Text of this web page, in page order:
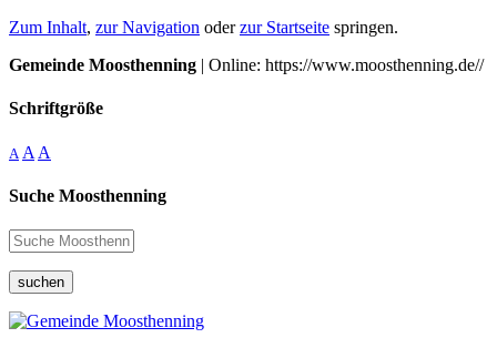
Zum Inhalt, zur Navigation oderzur Startseite springen.
Gemeinde Moosthenning | Online: https://www.moosthenning.de//
Schriftgröße
A A A
Suche Moosthenning
suchen